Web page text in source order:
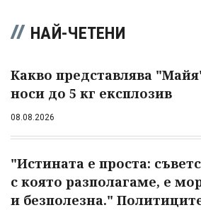
НАЙ-ЧЕТЕНИ
Какво представлява
носи до 5 кг експлозив
08.08.2026
"Истината е проста:
с която разполагаме, е
и безполезна."